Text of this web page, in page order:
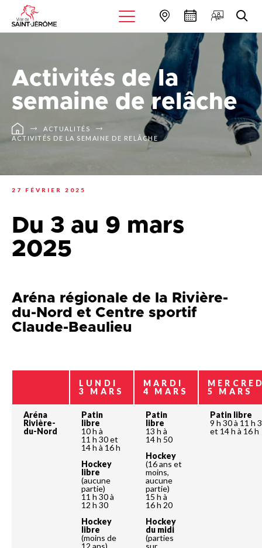
Activités de la
semaine de relâche
ACTUALITÉS
ACTIVITÉS DE LA SEMAINE DE RELÂCHE
27 FÉVRIER 2025
Du 3 au 9 mars
2025
Aréna régionale de la Rivière-
du-Nord et Centre sportif
Claude-Beaulieu
LUNDI
3 MARS
MARDI
4 MARS
5 MARS
Aréna
Rivière-
du-Nord
Patin
libre
10 h à
11 h 30 et
14 h à 16 h
Hockey
libre
(aucune
partie)
11 h 30 à
12 h 30
Hockey
libre
(moins de
12 ans)
Patin
libre
13 h à
14 h 50
Hockey
(16 ans et
moins,
aucune
partie)
15 h à
16 h 20
Hockey
du midi
(parties
sur
Patin libre
9 h 30 à 11 h
et 14 h à 16 h